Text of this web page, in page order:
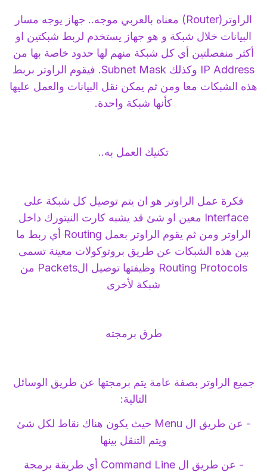
الراوتر(Router) معناه بالعربي موجه.. جهاز يوجه مسار
البيانات خلال شبكة و هو جهاز يستخدم لربط شبكتين او
أكثر منفصلتين أي كل شبكة منهم لها حدود خاصة بها من
IP Address وكذلك Subnet Mask. فيقوم الراوتر بربط
هذه الشبكات معا ومن ثم يمكن نقل البيانات والعمل عليها
كأنها شبكة واحدة.
تكنيك العمل به..
فكرة عمل الراوتر هو ان يتم توصيل كل شبكة على
Interface معين او شئ قد يشبه كارت النيتورك داخل
الراوتر ومن ثم يقوم الراوتر بعمل Routing أي ربط ما
بين هذه الشبكات عن طريق بروتوكولات معينة تسمى
Routing Protocols وظيفتها توصيل الPackets من
شبكة لأخرى
طرق برمجته
جميع الراوتر بصفة عامة يتم برمجتها عن طريق الوسائل
التالية:
- عن طريق ال Menu حيث يكون هناك نقاط لكل شئ
ويتم التنقل بينها
- عن طريق ال Command Line أي طريقة برمجة